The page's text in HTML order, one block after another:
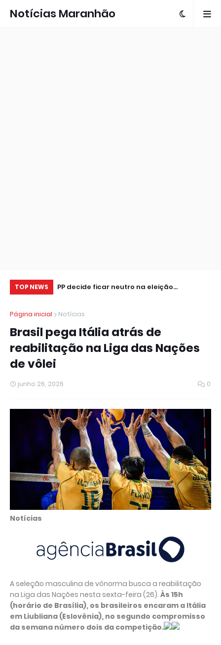
Notícias Maranhão
TOP NEWS
de seguros,
PP decide ficar neutro na eleição
Página inicial
Notícias
Brasil pega Itália atrás de
reabilitação na Liga das Nações
de vôlei
junho 26, 2026 0
Notícias
A seleção masculina de vônorma busca a reabilitação
na Liga das Nações nesta sexta-feira (26). Às 15h
(horário de Brasília), os brasileiros encaram a Itália
em Liubliana (Eslovênia), no segundo compromisso
da semana número dois da competição.